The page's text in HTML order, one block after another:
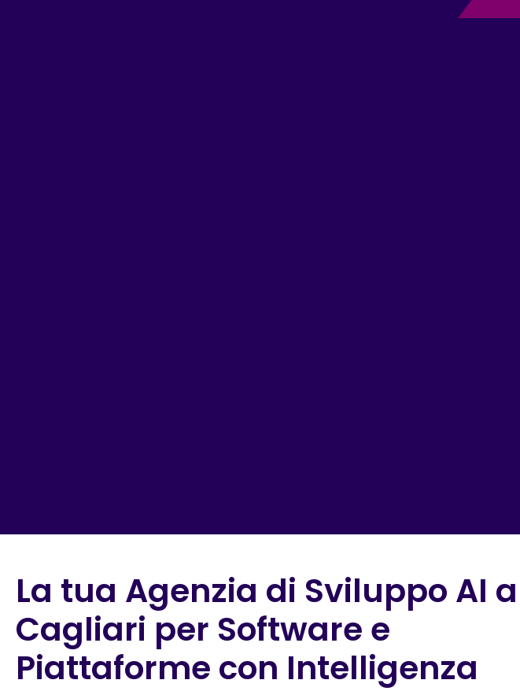
La tua Agenzia di Sviluppo AI a
Cagliari per Software e
Piattaforme con Intelligenza